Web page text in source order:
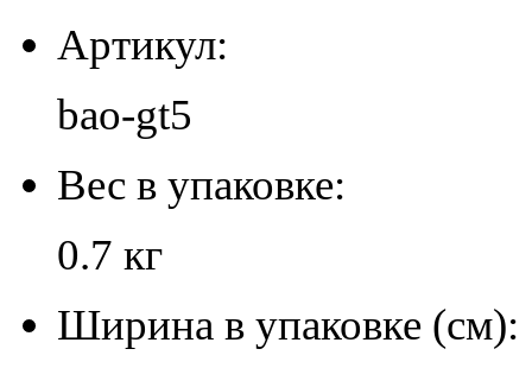
Артикул:
bao-gt5
Вес в упаковке:
0.7 кг
Ширина в упаковке (см):